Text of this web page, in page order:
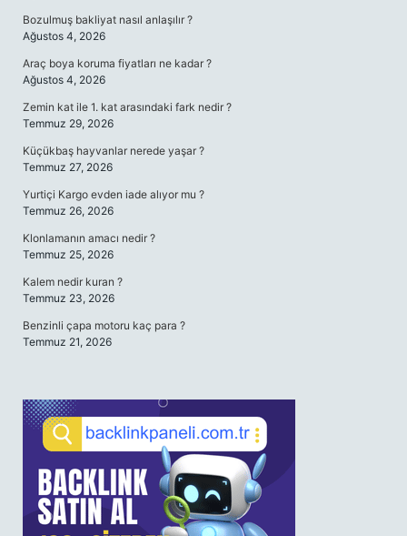
Bozulmuş bakliyat nasıl anlaşılır ?
Ağustos 4, 2026
Araç boya koruma fiyatları ne kadar ?
Ağustos 4, 2026
Zemin kat ile 1. kat arasındaki fark nedir ?
Temmuz 29, 2026
Küçükbaş hayvanlar nerede yaşar ?
Temmuz 27, 2026
Yurtiçi Kargo evden iade alıyor mu ?
Temmuz 26, 2026
Klonlamanın amacı nedir ?
Temmuz 25, 2026
Kalem nedir kuran ?
Temmuz 23, 2026
Benzinli çapa motoru kaç para ?
Temmuz 21, 2026